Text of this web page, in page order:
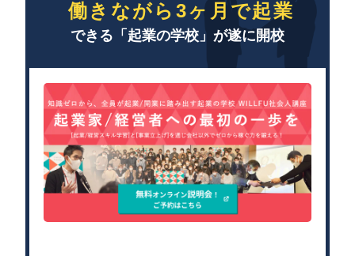
働きながら3ヶ月で起業
できる「起業の学校」が遂に開校